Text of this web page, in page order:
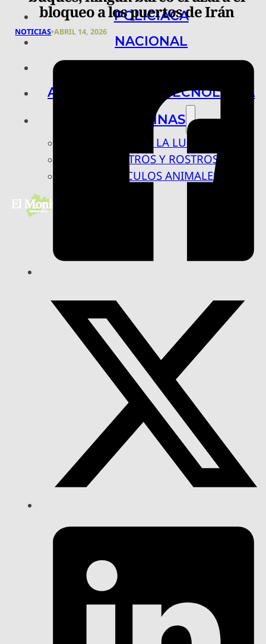
POLICIACA
NACIONAL
ARTE, CIENCIA Y TECNOLOGÍA
COLUMNAS
BAJO LA LUPA
RASTROS Y ROSTROS
VÍNCULOS ANIMALES
bloqueo a los puertos de Irán
NOTICIAS•ABRIL 14, 2026